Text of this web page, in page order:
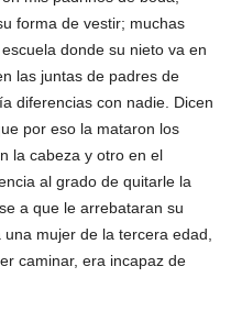
forma de vestir; muchas
donde su nieto va en
las juntas de padres de
diferencias con nadie. Dicen
por eso la mataron los
la cabeza y otro en el
al grado de quitarle la
a que le arrebataran su
mujer de la tercera edad,
caminar, era incapaz de